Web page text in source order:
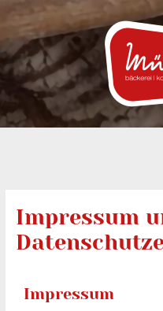
Impressum
Impressum